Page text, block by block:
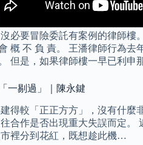
必要冒險委託有案例的律師
概 不 負 責。 王潘律師行為
但是，如果律師樓一早已利申
一剔過」｜陳永鍵
得較「正正方方」，沒有什
合作是否出現重大失誤而定
裡分到花紅，既想趁此機…